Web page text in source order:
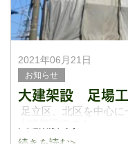
2021年06月21日
お知らせ
大建架設 足場
足立区、北区を中心